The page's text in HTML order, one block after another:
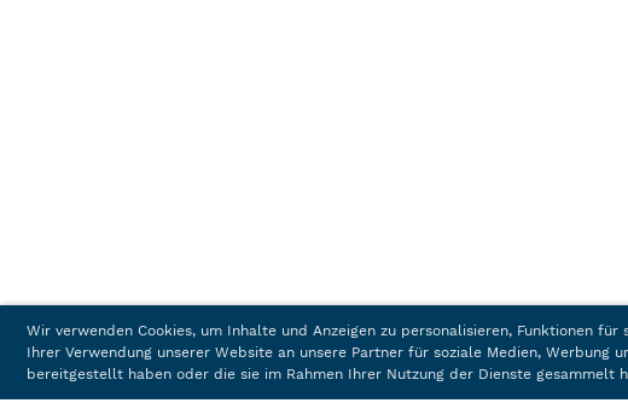
Wir verwenden Cookies, um Inhalte und Anzeigen zu personalisieren, Funktionen
Ihrer Verwendung unserer Website an unsere Partner für soziale Medien,
bereitgestellt haben oder die sie im Rahmen Ihrer Nutzung der Dienste gesammelt